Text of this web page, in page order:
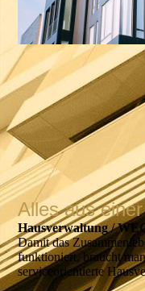
Alles aus
Hausverwaltung /
Damit das
funktioniert, braucht
service­orientierte